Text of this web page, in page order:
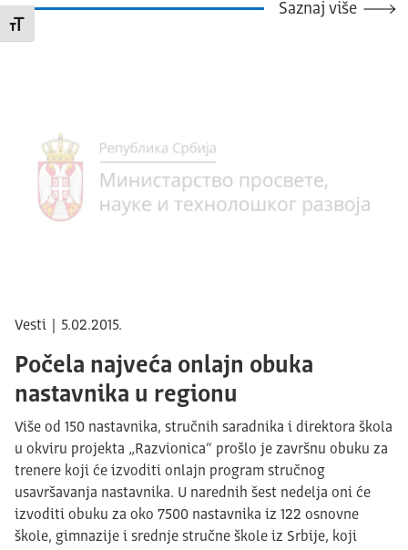
Promeni veličinu slova
Saznaj više
Vesti | 5.02.2015.
Počela najveća onlajn obuka
nastavnika u regionu
Više od 150 nastavnika, stručnih saradnika i direktora škola
u okviru projekta „Razvionica“ prošlo je završnu obuku za
trenere koji će izvoditi onlajn program stručnog
usavršavanja nastavnika. U narednih šest nedelja oni će
izvoditi obuku za oko 7500 nastavnika iz 122 osnovne
škole, gimnazije i srednje stručne škole iz Srbije, koji